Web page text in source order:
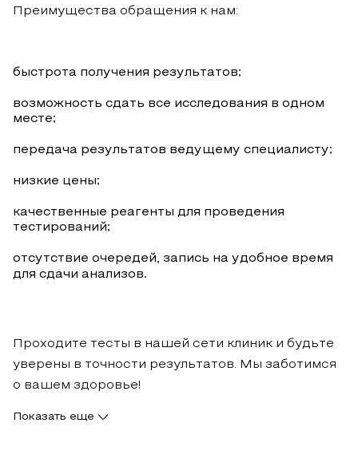
Преимущества обращения к нам:
быстрота получения результатов;
возможность сдать все исследования в одном
месте;
передача результатов ведущему специалисту;
низкие цены;
качественные реагенты для проведения
тестирований;
отсутствие очередей, запись на удобное время
для сдачи анализов.
Проходите тесты в нашей сети клиник и будьте
уверены в точности результатов. Мы заботимся
о вашем здоровье!
Показать еще